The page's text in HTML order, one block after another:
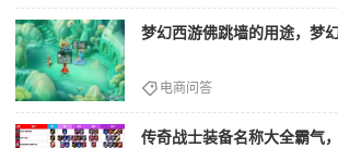
梦幻西游佛跳墙的用途，梦
电商问答
传奇战士装备名称大全霸气